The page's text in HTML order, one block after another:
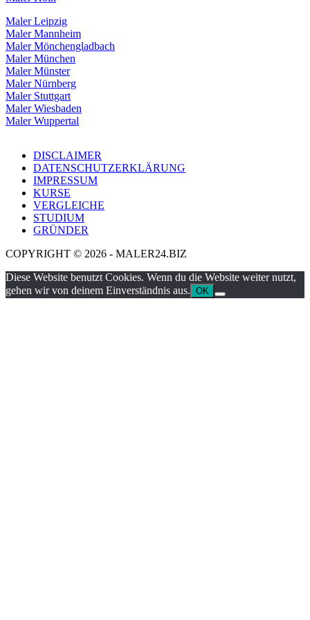
Maler Leipzig
Maler Mannheim
Maler Mönchengladbach
Maler München
Maler Münster
Maler Nürnberg
Maler Stuttgart
Maler Wiesbaden
Maler Wuppertal
DISCLAIMER
DATENSCHUTZERKLÄRUNG
IMPRESSUM
KURSE
VERGLEICHE
STUDIUM
GRÜNDER
COPYRIGHT © 2026 - MALER24.BIZ
Diese Website benutzt Cookies. Wenn du die Website weiter nutzt,
gehen wir von deinem Einverständnis aus. OK